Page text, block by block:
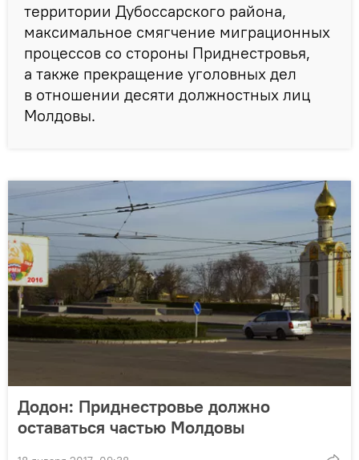
территории Дубоссарского района,
максимальное смягчение миграционных
процессов со стороны Приднестровья,
а также прекращение уголовных дел
в отношении десяти должностных лиц
Молдовы.
Додон: Приднестровье должно
оставаться частью Молдовы